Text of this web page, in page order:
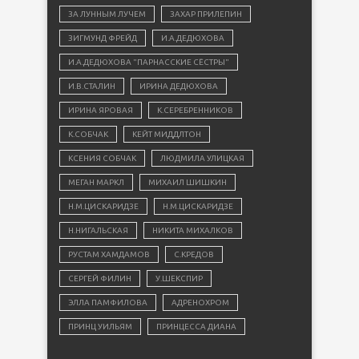
ЗА ЛУННЫМ ЛУЧЕМ ЗАХАР ПРИЛЕПИН
ЗИГМУНД ФРЕЙД И.А.ДЕДЮХОВА
И.А.ДЕДЮХОВА "ПАРНАССКИЕ СЁСТРЫ"
И.В.СТАЛИН ИРИНА ДЕДЮХОВА
ИРИНА ЯРОВАЯ К.СЕРЕБРЕННИКОВ
К.СОБЧАК КЕЙТ МИДДЛТОН
КСЕНИЯ СОБЧАК ЛЮДМИЛА УЛИЦКАЯ
МЕГАН МАРКЛ МИХАИЛ ШИШКИН
Н.М.ЦИСКАРИДЗЕ Н.М.ЦИСКАРИДЗЕ
Н.НИГАЛЬСКАЯ НИКИТА МИХАЛКОВ
РУСТАМ ХАМДАМОВ С.КРЕДОВ
СЕРГЕЙ ФИЛИН У.ШЕКСПИР
ЭЛЛА ПАМФИЛОВА АДРЕНОХРОМ
ПРИНЦ УИЛЬЯМ ПРИНЦЕССА ДИАНА